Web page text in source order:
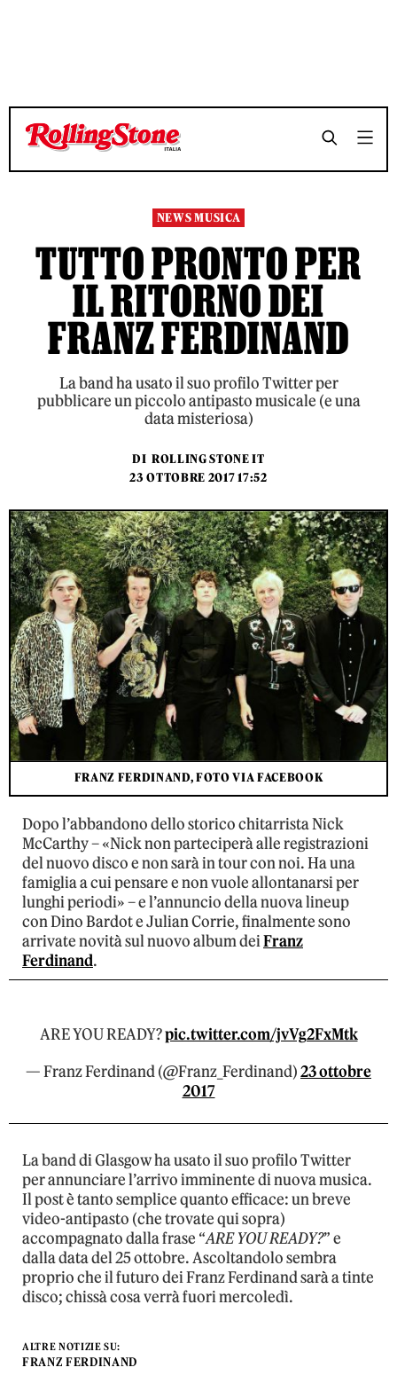
TEMPO DI LETTURA 2 MINUTI SHARE
TEMPO DI LETTURA 2 MINUTI SHARE
NEWS MUSICA
TUTTO PRONTO PER
IL RITORNO DEI
FRANZ FERDINAND
La band ha usato il suo profilo Twitter per
pubblicare un piccolo antipasto musicale (e una
data misteriosa)
DI ROLLING STONE IT
23 OTTOBRE 2017 17:52
FRANZ FERDINAND, FOTO VIA FACEBOOK
Dopo l’abbandono dello storico chitarrista Nick
McCarthy – «Nick non parteciperà alle registrazioni
del nuovo disco e non sarà in tour con noi. Ha una
famiglia a cui pensare e non vuole allontanarsi per
lunghi periodi» – e l’annuncio della nuova lineup
con Dino Bardot e Julian Corrie, finalmente sono
arrivate novità sul nuovo album deiFranz
Ferdinand.
ARE YOU READY?pic.twitter.com/jvVg2FxMtk
— Franz Ferdinand (@Franz_Ferdinand)23 ottobre
2017
La band di Glasgow ha usato il suo profilo Twitter
per annunciare l’arrivo imminente di nuova musica.
Il post è tanto semplice quanto efficace: un breve
video-antipasto (che trovate qui sopra)
accompagnato dalla frase “ARE YOU READY?” e
dalla data del 25 ottobre. Ascoltandolo sembra
proprio che il futuro dei Franz Ferdinand sarà a tinte
disco; chissà cosa verrà fuori mercoledì.
ALTRE NOTIZIE SU:
FRANZ FERDINAND